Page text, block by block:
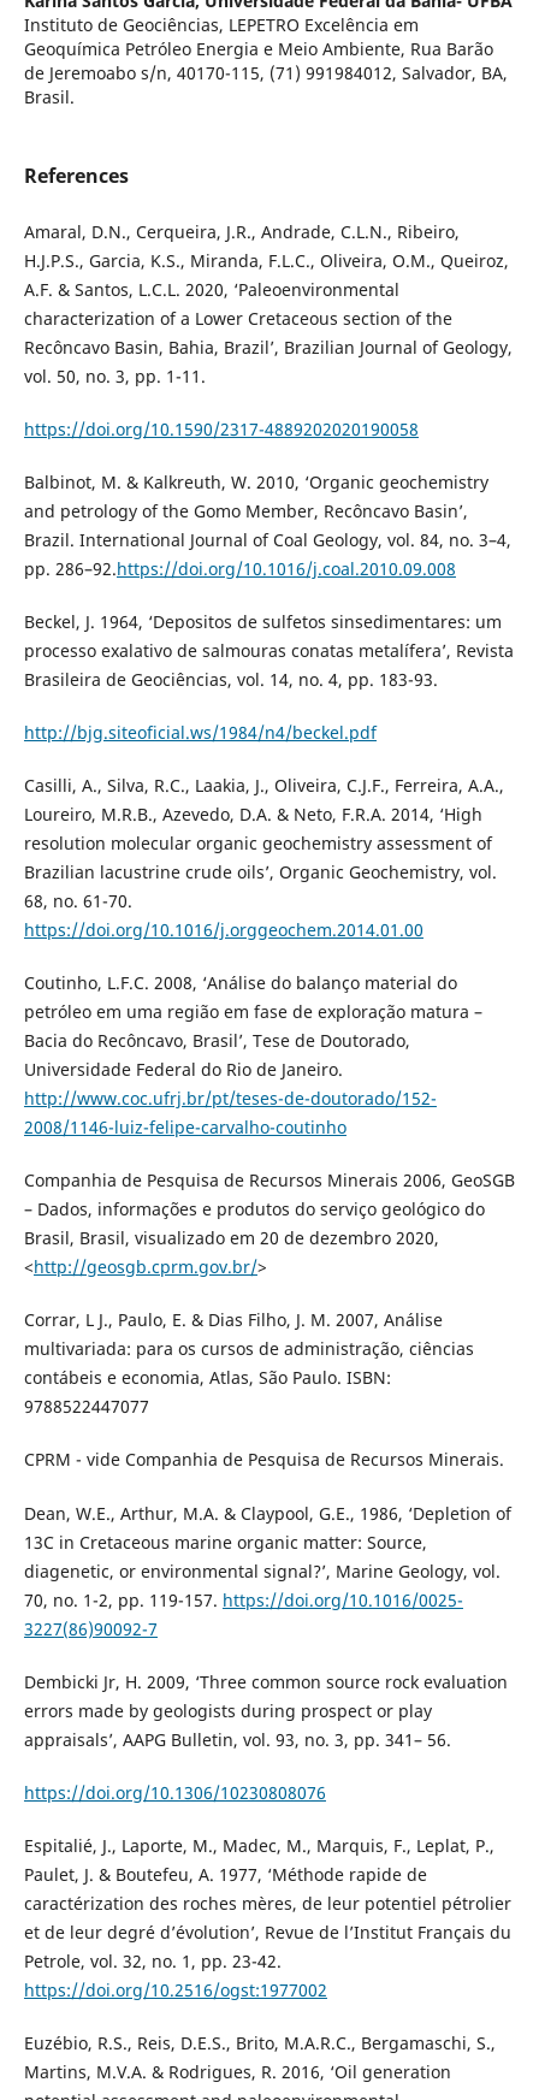
Instituto de Geociências, LEPETRO Excelência em
Geoquímica Petróleo Energia e Meio Ambiente, Rua Barão
de Jeremoabo s/n, 40170-115, (71) 991984012, Salvador, BA,
Brasil.
References
Amaral, D.N., Cerqueira, J.R., Andrade, C.L.N., Ribeiro,
H.J.P.S., Garcia, K.S., Miranda, F.L.C., Oliveira, O.M., Queiroz,
A.F. & Santos, L.C.L. 2020, ‘Paleoenvironmental
characterization of a Lower Cretaceous section of the
Recôncavo Basin, Bahia, Brazil’, Brazilian Journal of Geology,
vol. 50, no. 3, pp. 1-11.
https://doi.org/10.1590/2317-4889202020190058
Balbinot, M. & Kalkreuth, W. 2010, ‘Organic geochemistry
and petrology of the Gomo Member, Recôncavo Basin’,
Brazil. International Journal of Coal Geology, vol. 84, no. 3–4,
pp. 286–92.https://doi.org/10.1016/j.coal.2010.09.008
Beckel, J. 1964, ‘Depositos de sulfetos sinsedimentares: um
processo exalativo de salmouras conatas metalífera’, Revista
Brasileira de Geociências, vol. 14, no. 4, pp. 183-93.
http://bjg.siteoficial.ws/1984/n4/beckel.pdf
Casilli, A., Silva, R.C., Laakia, J., Oliveira, C.J.F., Ferreira, A.A.,
Loureiro, M.R.B., Azevedo, D.A. & Neto, F.R.A. 2014, ‘High
resolution molecular organic geochemistry assessment of
Brazilian lacustrine crude oils’, Organic Geochemistry, vol.
68, no. 61-70.
https://doi.org/10.1016/j.orggeochem.2014.01.00
Coutinho, L.F.C. 2008, ‘Análise do balanço material do
petróleo em uma região em fase de exploração matura –
Bacia do Recôncavo, Brasil’, Tese de Doutorado,
Universidade Federal do Rio de Janeiro.
http://www.coc.ufrj.br/pt/teses-de-doutorado/152-
2008/1146-luiz-felipe-carvalho-coutinho
Companhia de Pesquisa de Recursos Minerais 2006, GeoSGB
– Dados, informações e produtos do serviço geológico do
Brasil, Brasil, visualizado em 20 de dezembro 2020,
<http://geosgb.cprm.gov.br/>
Corrar, L J., Paulo, E. & Dias Filho, J. M. 2007, Análise
multivariada: para os cursos de administração, ciências
contábeis e economia, Atlas, São Paulo. ISBN:
9788522447077
CPRM - vide Companhia de Pesquisa de Recursos Minerais.
Dean, W.E., Arthur, M.A. & Claypool, G.E., 1986, ‘Depletion of
13C in Cretaceous marine organic matter: Source,
diagenetic, or environmental signal?’, Marine Geology, vol.
70, no. 1-2, pp. 119-157. https://doi.org/10.1016/0025-
3227(86)90092-7
Dembicki Jr, H. 2009, ‘Three common source rock evaluation
errors made by geologists during prospect or play
appraisals’, AAPG Bulletin, vol. 93, no. 3, pp. 341– 56.
https://doi.org/10.1306/10230808076
Espitalié, J., Laporte, M., Madec, M., Marquis, F., Leplat, P.,
Paulet, J. & Boutefeu, A. 1977, ‘Méthode rapide de
caractérization des roches mères, de leur potentiel pétrolier
et de leur degré d’évolution’, Revue de l’Institut Français du
Petrole, vol. 32, no. 1, pp. 23-42.
https://doi.org/10.2516/ogst:1977002
Euzébio, R.S., Reis, D.E.S., Brito, M.A.R.C., Bergamaschi, S.,
Martins, M.V.A. & Rodrigues, R. 2016, ‘Oil generation